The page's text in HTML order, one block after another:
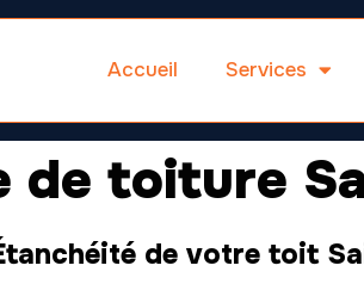
Accueil Services
de toiture
de votre toit